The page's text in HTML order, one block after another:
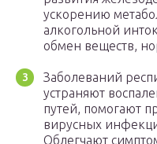
ускорению
алкогольной
обмен веществ,
Заболеваний
устраняют
путей, помогают
вирусных
Облегчают